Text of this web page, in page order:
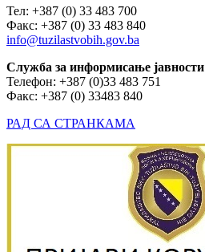
Тел: +387 (0) 33 483 700
Факс: +387 (0) 33 483 840
info@tuzilastvobih.gov.ba
Служба за информисање јавности
Телефон: +387 (0)33 483 751
Факс: +387 (0) 33483 840
РАД СА СТРАНКАМА